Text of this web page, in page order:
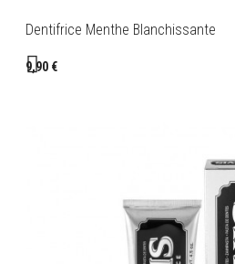
Dentifrice Menthe Blanchissante
9,90 €